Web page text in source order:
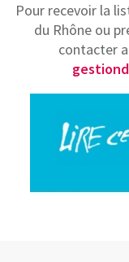
Pour recevoir la
du Rhône ou
contacter